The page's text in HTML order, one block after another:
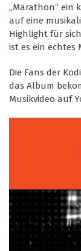
„Marathon“ ein
auf eine
Highlight für
ist es ein echtes
Die Fans der
das Album
Musikvideo auf